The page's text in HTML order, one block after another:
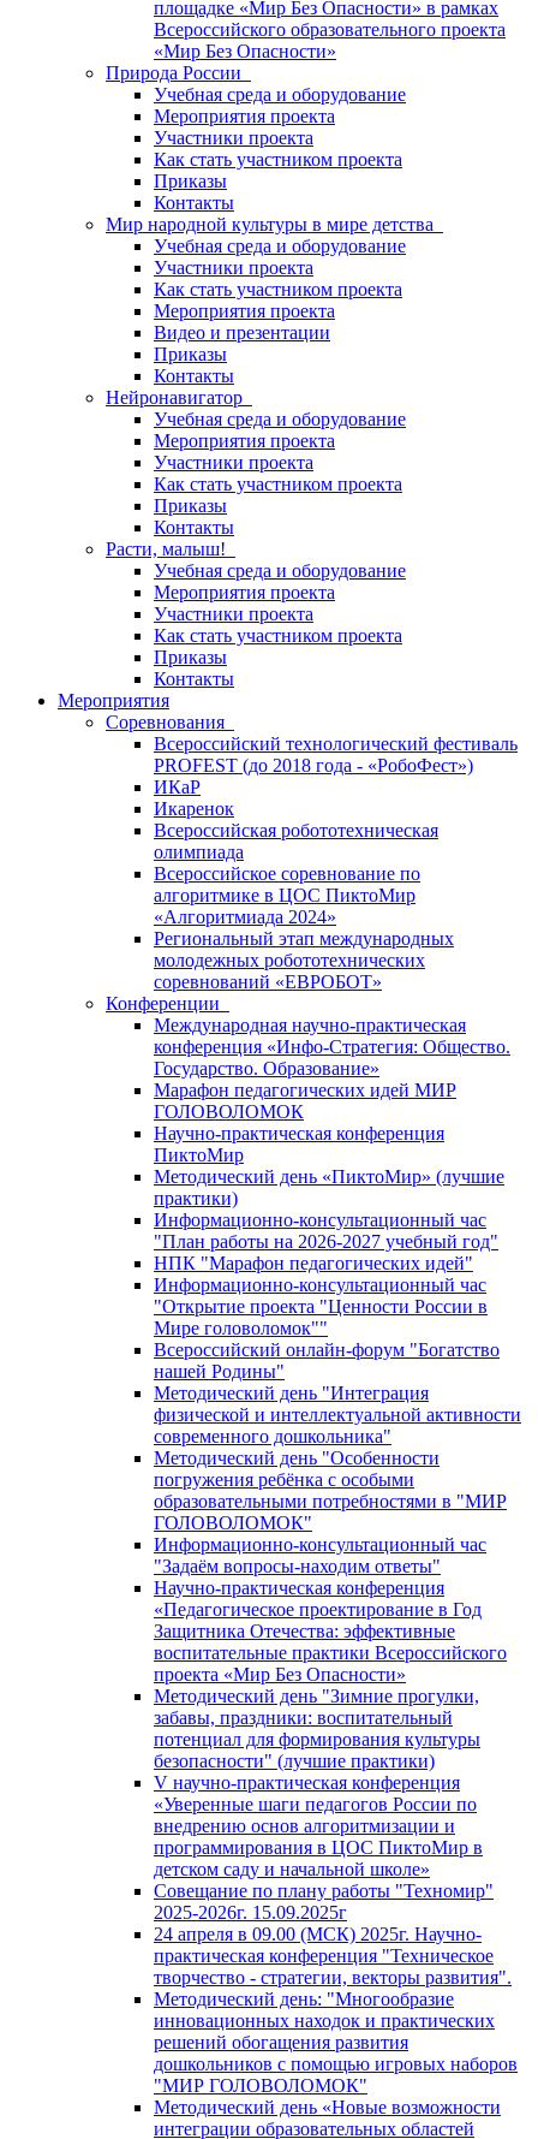
площадке «Мир Без Опасности» в рамках
Всероссийского образовательного проекта
«Мир Без Опасности»
Природа России
Учебная среда и оборудование
Мероприятия проекта
Участники проекта
Как стать участником проекта
Приказы
Контакты
Мир народной культуры в мире детства
Учебная среда и оборудование
Участники проекта
Как стать участником проекта
Мероприятия проекта
Видео и презентации
Приказы
Контакты
Нейронавигатор
Учебная среда и оборудование
Мероприятия проекта
Участники проекта
Как стать участником проекта
Приказы
Контакты
Расти, малыш!
Учебная среда и оборудование
Мероприятия проекта
Участники проекта
Как стать участником проекта
Приказы
Контакты
Мероприятия
Соревнования
Всероссийский технологический фестиваль
PROFEST (до 2018 года - «РобоФест»)
ИКаР
Икаренок
Всероссийская робототехническая
олимпиада
Всероссийское соревнование по
алгоритмике в ЦОС ПиктоМир
«Алгоритмиада 2024»
Региональный этап международных
молодежных робототехнических
соревнований «ЕВРОБОТ»
Конференции
Международная научно-практическая
конференция «Инфо-Стратегия: Общество.
Государство. Образование»
Марафон педагогических идей МИР
ГОЛОВОЛОМОК
Научно-практическая конференция
ПиктоМир
Методический день «ПиктоМир» (лучшие
практики)
Информационно-консультационный час
"План работы на 2026-2027 учебный год"
НПК "Марафон педагогических идей"
Информационно-консультационный час
"Открытие проекта "Ценности России в
Мире головоломок""
Всероссийский онлайн-форум "Богатство
нашей Родины"
Методический день "Интеграция
физической и интеллектуальной активности
современного дошкольника"
Методический день "Особенности
погружения ребёнка с особыми
образовательными потребностями в "МИР
ГОЛОВОЛОМОК"
Информационно-консультационный час
"Задаём вопросы-находим ответы"
Научно-практическая конференция
«Педагогическое проектирование в Год
Защитника Отечества: эффективные
воспитательные практики Всероссийского
проекта «Мир Без Опасности»
Методический день "Зимние прогулки,
забавы, праздники: воспитательный
потенциал для формирования культуры
безопасности" (лучшие практики)
V научно-практическая конференция
«Уверенные шаги педагогов России по
внедрению основ алгоритмизации и
программирования в ЦОС ПиктоМир в
детском саду и начальной школе»
Совещание по плану работы "Техномир"
2025-2026г. 15.09.2025г
24 апреля в 09.00 (МСК) 2025г. Научно-
практическая конференция "Техническое
творчество - стратегии, векторы развития".
Методический день: "Многообразие
инновационных находок и практических
решений обогащения развития
дошкольников с помощью игровых наборов
"МИР ГОЛОВОЛОМОК"
Методический день «Новые возможности
интеграции образовательных областей